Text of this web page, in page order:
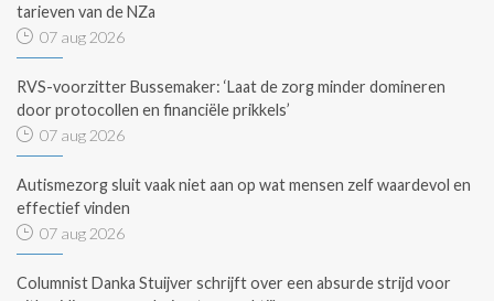
tarieven van de NZa
07 aug 2026
RVS-voorzitter Bussemaker: ‘Laat de zorg minder domineren
door protocollen en financiële prikkels’
07 aug 2026
Autismezorg sluit vaak niet aan op wat mensen zelf waardevol en
effectief vinden
07 aug 2026
Columnist Danka Stuijver schrijft over een absurde strijd voor